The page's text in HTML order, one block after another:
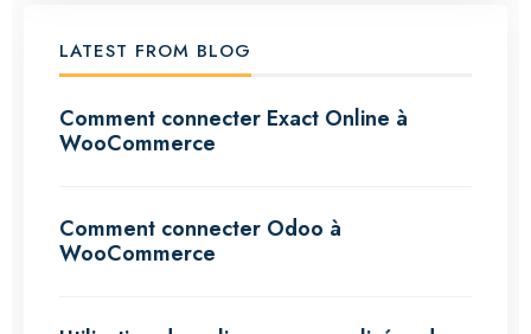
LATEST FROM BLOG
Comment connecter Exact Online à
WooCommerce
Comment connecter Odoo à
WooCommerce